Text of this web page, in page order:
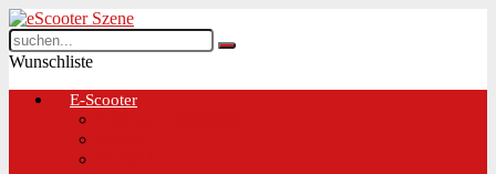
Wunschliste
E-Scooter